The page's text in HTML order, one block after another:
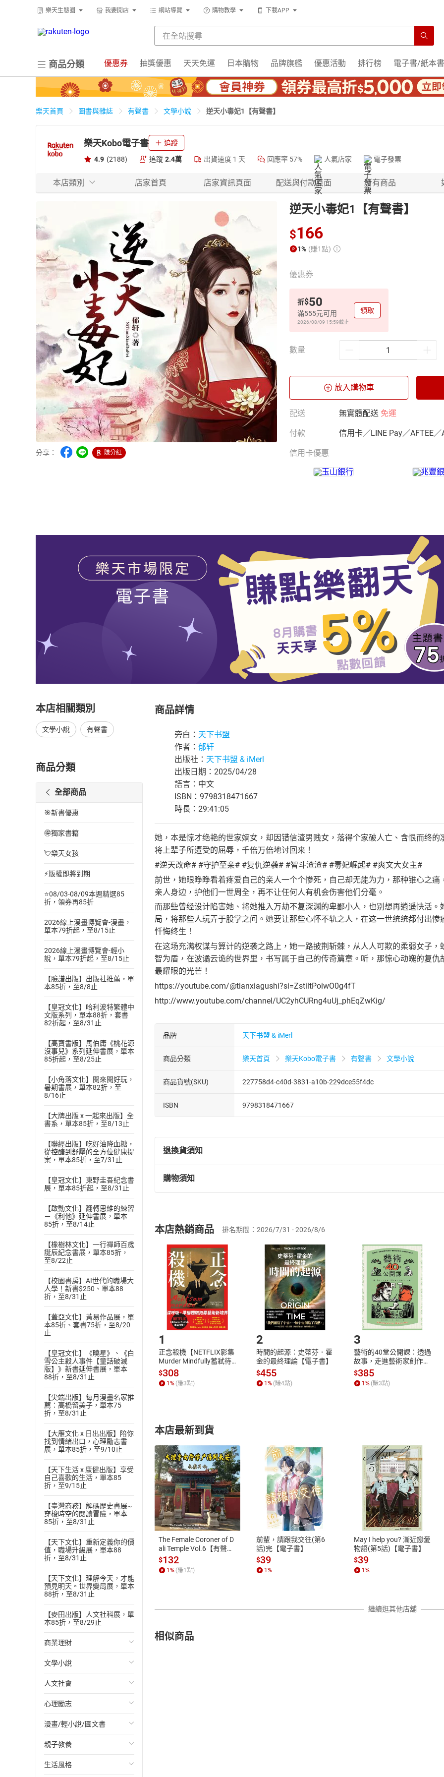
樂天生態圈 我要開店 網站導覽 購物教學 下載APP
商品分類 優惠券 抽獎優惠 天天免運 日本購物 品牌旗艦 優惠活動 排行榜 電子書/紙本書
樂天首頁 圖書與雜誌 有聲書 文學小說 逆天小毒妃1【有聲書】
樂天Kobo電子書 追蹤
4.9 (2188) 追蹤 2.4萬 出貨速度 1 天 回應率 57% 人氣店家 電子發票
本店類別 店家首頁 店家資訊頁面 配送與付款頁面 所有商品
分享： 賺分紅
逆天小毒妃1【有聲書】
$166
1% (賺1點)
優惠券
折$50
滿555元可用
2026/08/09 15:59截止
領取
數量
放入購物車
配送 無實體配送 免運
付款 信用卡／LINE Pay／AFTEE／
信用卡優惠
本店相關類別
文學小說 有聲書
商品分類
全部商品
🎯新書優惠
🉐獨家書籍
💘樂天女孩
⚡版權即將到期
⭐08/03-08/09本週精選85
折，領券再85折
2026線上漫畫博覽會-漫畫，
單本79折起，至8/15止
2026線上漫畫博覽會-輕小
說，單本79折起，至8/15止
【臉譜出版】出版社推薦，單
本85折，至8/8止
【皇冠文化】哈利波特繁體中
文版系列，單本88折，套書
82折起，至8/31止
【高寶書版】馬伯庸《桃花源
沒事兒》系列延伸書展，單本
85折起，至8/25止
【小角落文化】閱來閱好玩，
暑期書展，單本82折，至
8/16止
【大牌出版 x 一起來出版】全
書系，單本85折，至8/13止
【聯經出版】吃好油降血糖，
從控醣到舒壓的全方位健康提
案，單本85折，至7/31止
【皇冠文化】東野圭吾紀念書
展，單本85折起，至8/31止
【啟動文化】翻轉思維的練習
－《利他》延伸書展，單本
85折，至8/14止
【橡樹林文化】一行禪師百歲
誕辰紀念書展，單本85折，
至8/22止
【校園書房】AI世代的職場大
人學！新書$250、單本88
折，至8/31止
【蓋亞文化】黃易作品展，單
本85折、套書75折，至8/20
止
【皇冠文化】《曉星》、《白
雪公主殺人事件【童話破滅
版】》新書延伸書展，單本
88折，至8/31止
【尖端出版】每月漫畫名家推
薦：高橋留美子，單本75
折，至8/31止
【大雁文化 x 日出出版】陪你
找到情緒出口，心理勵志書
展，單本85折，至9/10止
【天下生活 x 康健出版】享受
自己喜歡的生活，單本85
折，至9/15止
【臺灣商務】解碼歷史書展~
穿梭時空的閱讀冒險，單本
85折，至8/31止
【天下文化】重新定義你的價
值，職場升級展，單本88
折，至8/31止
【天下文化】理解今天，才能
預見明天。世界變局展，單本
88折，至8/31止
【麥田出版】人文社科展，單
本85折，至8/29止
商業理財
投資理財
經濟/趨勢
財務/金融
管理/領導
職場工作術
成功法
文學小說
歐美文學
日本文學
韓國文學
華文文學
經典文學
人文社會
國際關係
政治
社會科學
台灣/中國歷史
心理勵志
心靈成長/情緒
人際關係
兩性關係
漫畫/輕小說/圖文書
輕小說
奇幻/科幻
親子教養
教育現場
生活風格
商品詳情
旁白： 天下书盟
作者： 郁轩
出版社： 天下书盟 & iMerl
出版日期：2025/04/28
語言：中文
ISBN：9798318471667
時長：29:41:05
她，本是惊才绝艳的世家嫡女，却因错信渣男贱女，落得个家破人亡、含恨而终
将上辈子所遭受的屈辱，千倍万倍地讨回来！
#逆天改命# #守护至亲# #复仇逆袭# #智斗渣渣# #毒妃崛起# #爽文大女主#
前世，她眼睁睁看着疼爱自己的亲人一个个惨死，自己却无能为力，那种锥心之
亲人身边，护他们一世周全，再不让任何人有机会伤害他们分毫。
而那些曾经设计陷害她、将她推入万劫不复深渊的卑鄙小人，也别想再逍遥快活
局，将那些人玩弄于股掌之间。她要让那些心怀不轨之人，在这一世统统都付出
忏悔终生！
在这场充满权谋与算计的逆袭之路上，她一路披荆斩棘，从人人可欺的柔弱女子
智为盾，在波谲云诡的世界里，书写属于自己的传奇篇章。听，那惊心动魄的复
最耀眼的光芒！
https://youtube.com/@tianxiagushi?si=ZstiltPoiwO0g4fT
http://www.youtube.com/channel/UC2yhCURng4uUj_phEqZwKig/
品牌 天下书盟 & iMerl
商品分類 樂天首頁 樂天Kobo電子書 有聲書 文學小說
商品貨號(SKU) 227758d4-c40d-3831-a10b-229dce55f4dc
ISBN 9798318471667
退換貨須知
退換貨規定：
(一)依消費者保護法第19條第1項後段暨通訊交易解除權合理例外情事適用
(二)消費者訂購本店鋪之商品即代表知悉本店鋪所銷售之商品為電子書，
且已下載/存取電子書，不得請求退貨退款。
退貨方式：您欲取消訂單或辦理退貨時，請登入樂天市場，並於「我的訂單
貨」，本店鋪將依您的申請進行審核，待審核通過後將為您辦理退款事宜。
請注意，樂天市場須以整筆訂單為單位進行取消/退貨，恕無法以單支商品取
購物須知
挑選商品
Choose
放入購物車
Shopping cart
登入帳號
Login
購書後，如何開始使用？
Step1.選擇閱讀載具 Step2.登入
付款方式
ATM轉帳、信用卡、LINE PAY、AFTEE
退換貨規範
本店是否提供消費者保護法七日猶
之權利，遽消費者保護法及通訊交
除權合理例外情事適用準則，依商
質各有不同規定。詳細退換貨說明
照各商品說明。
本店熱銷商品 排名期間：2026/7/31 - 2026/8/6
1
正念殺機【NETFLIX影集
Murder Mindfully蓄弒待
發】【電子書】
$308
1% (賺3點)
2
時間的起源：史蒂芬．霍
金的最終理論【電子書】
$455
1% (賺4點)
3
藝術的40堂公開課：透過
故事，走進藝術家創作現
場，看藝術如何誕生、如
何形塑人類生活【電子
書】
$385
1% (賺3點)
本店最新到貨
The Female Coroner of D
ali Temple Vol.6【有聲
書】
$132
1 % (賺1 點)
前輩，請跟我交往(第6
話)完【電子書】
$39
1 %
May I help you? 漸近戀愛
物語(第5話)【電子書】
$39
1 %
繼續逛其他店舖
相似商品